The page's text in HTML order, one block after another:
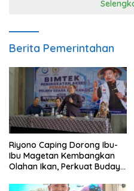
Berita Pemerintahan
Riyono Caping Dorong Ibu-
Ibu Magetan Kembangkan
Olahan Ikan, Perkuat Budaya